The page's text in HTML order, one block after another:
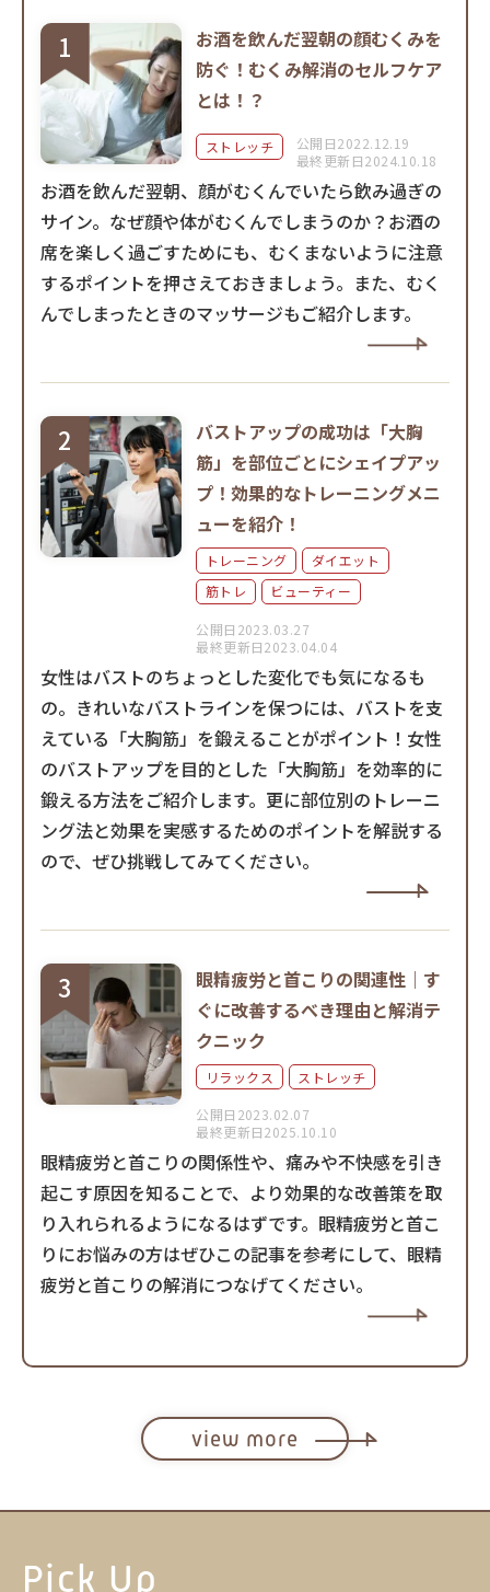
お酒を飲んだ翌朝の顔むくみを
防ぐ！むくみ解消のセルフケア
とは！？
ストレッチ
公開日2022.12.19
最終更新日2024.10.18
お酒を飲んだ翌朝、顔がむくんでいたら飲み過ぎの
サイン。なぜ顔や体がむくんでしまうのか？お酒の
席を楽しく過ごすためにも、むくまないように注意
するポイントを押さえておきましょう。また、むく
んでしまったときのマッサージもご紹介します。
バストアップの成功は「大胸
筋」を部位ごとにシェイプアッ
プ！効果的なトレーニングメニ
ューを紹介！
トレーニング
ダイエット
筋トレ
ビューティー
公開日2023.03.27
最終更新日2023.04.04
女性はバストのちょっとした変化でも気になるも
の。きれいなバストラインを保つには、バストを支
えている「大胸筋」を鍛えることがポイント！女性
のバストアップを目的とした「大胸筋」を効率的に
鍛える方法をご紹介します。更に部位別のトレーニ
ング法と効果を実感するためのポイントを解説する
ので、ぜひ挑戦してみてください。
眼精疲労と首こりの関連性｜す
ぐに改善するべき理由と解消テ
クニック
リラックス ストレッチ
公開日2023.02.07
最終更新日2025.10.10
眼精疲労と首こりの関係性や、痛みや不快感を引き
起こす原因を知ることで、より効果的な改善策を取
り入れられるようになるはずです。眼精疲労と首こ
りにお悩みの方はぜひこの記事を参考にして、眼精
疲労と首こりの解消につなげてください。
view more
Pick Up